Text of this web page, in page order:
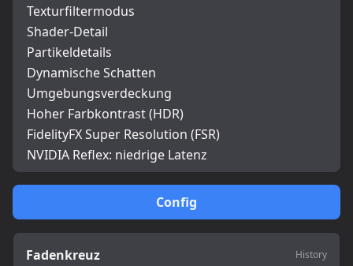
Config
Fadenkreuz History
Texturfiltermodus
Shader-Detail
Partikeldetails
Dynamische Schatten
Umgebungsverdeckung
Hoher Farbkontrast (HDR)
FidelityFX Super Resolution (FSR)
NVIDIA Reflex: niedrige Latenz